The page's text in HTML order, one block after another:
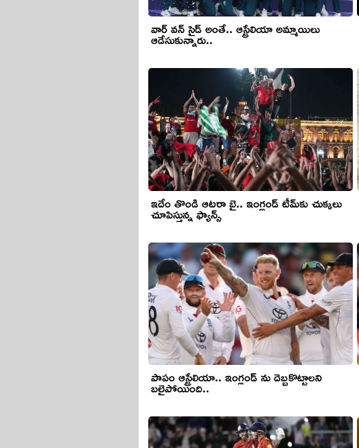
వార్ వన్ సైడ్ అంతే.. ఆస్ట్రేలియా అమ్మాయిలు
ఆడేసుకున్నారు..
ఇదేం తొండి ఆటరా బై.. ఇంగ్లండ్ టీమ్‌కు చుక్కలు
చూపిస్తున్న ఫ్యాన్స్
పాపం ఆస్ట్రేలియా.. ఇంగ్లండ్ ను దెబ్బకొట్టాలని
బలైపోయింది..